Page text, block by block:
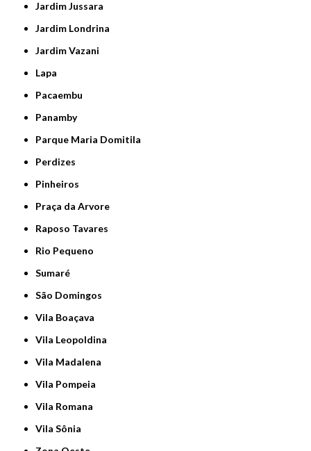
Jardim Jussara
Jardim Londrina
Jardim Vazani
Lapa
Pacaembu
Panamby
Parque Maria Domitila
Perdizes
Pinheiros
Praça da Arvore
Raposo Tavares
Rio Pequeno
Sumaré
São Domingos
Vila Boaçava
Vila Leopoldina
Vila Madalena
Vila Pompeia
Vila Romana
Vila Sônia